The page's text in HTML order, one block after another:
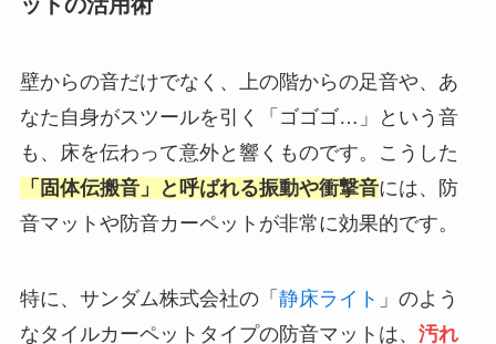
壁からの音だけでなく、上の階からの足音や、あ
なた自身がスツールを引く「ゴゴゴ…」という音
も、床を伝わって意外と響くものです。こうした
「固体伝搬音」と呼ばれる振動や衝撃音には、防
音マットや防音カーペットが非常に効果的です。
特に、サンダム株式会社の「 静床ライト 」のよう
なタイルカーペットタイプの防音マットは、 汚れ